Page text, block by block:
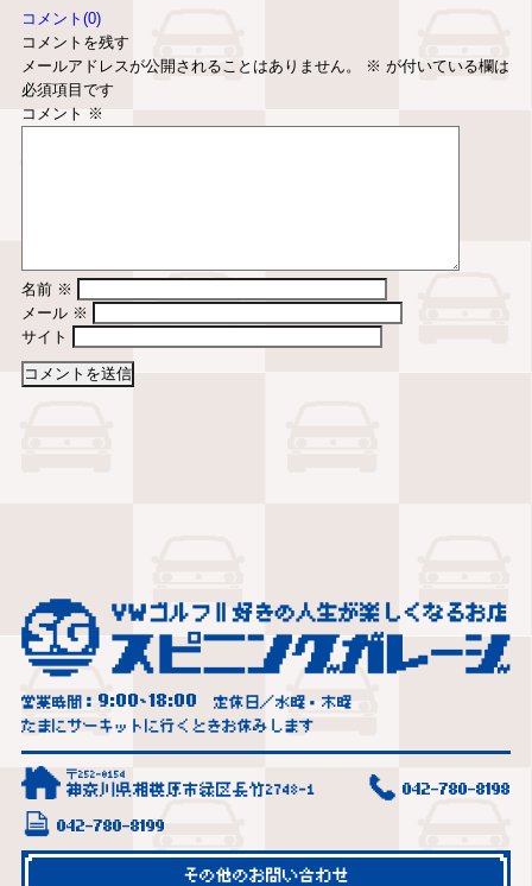
コメント(0)
コメントを残す
メールアドレスが公開されることはありません。
※ が付いている欄は
必須項目です
コメント ※
名前 ※
メール ※
サイト
営業時間： 9:00~18:00
定休日／水曜・木曜
たまにサーキットに行くときお休みします
〒252-0154
神奈川県相模原市緑区長竹2748-1 042-780-8198
042-780-8199
その他のお問い合わせ